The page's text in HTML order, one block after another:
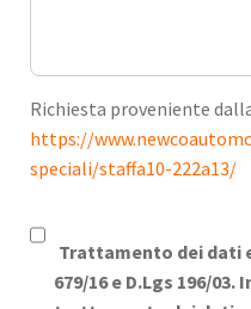
Richiesta proveniente
https://
speciali/staffa10-222a13/
Trattamento dei dati
679/16 e D.Lgs 196/